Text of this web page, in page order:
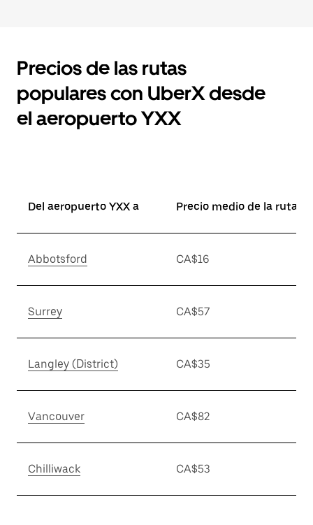
Precios de las rutas
populares con UberX desde
el aeropuerto YXX
Del aeropuerto YXX a Precio medio de la ruta*
Abbotsford CA$16
Surrey CA$57
Langley (District) CA$35
Vancouver CA$82
Chilliwack CA$53